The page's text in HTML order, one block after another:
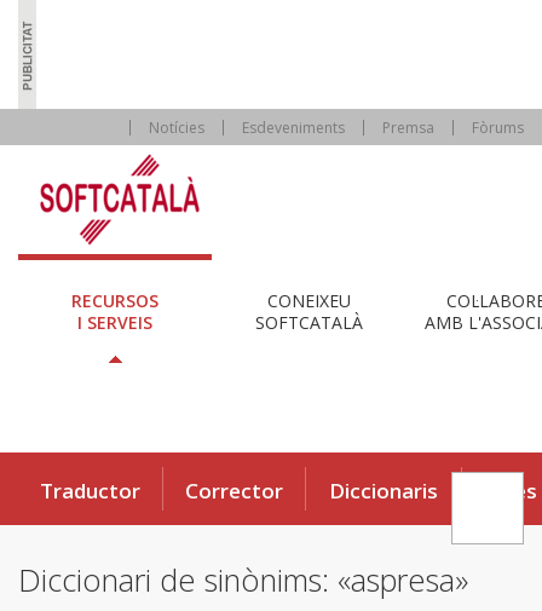
Notícies Esdeveniments Premsa Fòrums
RECURSOS
I SERVEIS
CONEIXEU
SOFTCATALÀ
AMB
Traductor Corrector Diccionaris Eines
Diccionari de sinònims: «aspresa»